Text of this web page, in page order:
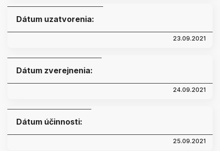
Dátum uzatvorenia:
23.09.2021
Dátum zverejnenia:
24.09.2021
Dátum účinnosti:
25.09.2021